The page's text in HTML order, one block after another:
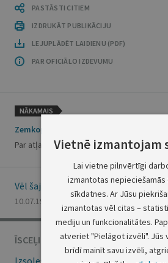
PASTĀSTI CITIEM
IZDRUKĀT PUBLIKĀCIJU
LEJUPLĀDĒT LAIDIENU (PDF)
PAR OFICIĀLO IZDEVUMU
NĀKAMAIS
Zemkopības ministrijas rīkojums Nr.99
Par atļaujām sēklas materiāla sertifikācijai
Vēl šajā numurā
10.07.1996., Nr. 117
ĪSCEĻI
Izsoles
Vietnē izmantojam
Lai vietne pilnvērtīgi
izmantotas nepieciešamās
sīkdatnes. Ar Jūsu
izmantotas vēl citas –
mediju un funkcionalitātes.
atveriet "Pielāgot izvēli". Jūs
brīdī mainīt savu izvēli,